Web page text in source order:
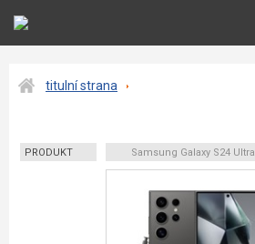
titulní strana
PRODUKT Samsung Galaxy S24 Ultra